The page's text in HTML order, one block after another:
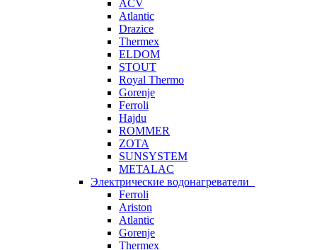
ACV
Atlantic
Drazice
Thermex
ELDOM
STOUT
Royal Thermo
Gorenje
Ferroli
Hajdu
ROMMER
ZOTA
SUNSYSTEM
METALAC
Электрические водонагреватели
Ferroli
Ariston
Atlantic
Gorenje
Thermex